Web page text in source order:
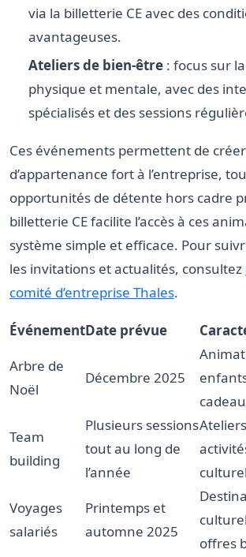
via la billetterie CE avec des
avantageuses.
Ateliers de bien-être : focus sur
physique et mentale, avec des
spécialisés et des sessions
Ces événements permettent de
d’appartenance fort à l’entreprise,
opportunités de détente hors cadre
billetterie CE facilite l’accès à ces
système simple et efficace. Pour
les invitations et actualités, consultez
comité d’entreprise Thales.
ÉvénementDate prévue
Arbre de
Noël
Décembre 2025
Team
building
Plusieurs sessions
tout au long de
l’année
Voyages
salariés
Printemps et
automne 2025
offres